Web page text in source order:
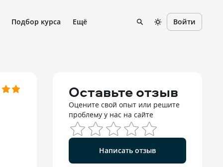
Подбор курса Ещё Войти
Оставьте отзыв
Оцените свой опыт или решите
проблему у нас на сайте
Написать отзыв